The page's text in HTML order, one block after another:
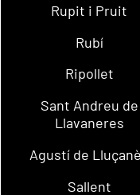
Rupit i Pruit
Rubí
Ripollet
Sant Andreu de
Llavaneres
Agustí de
Sallent